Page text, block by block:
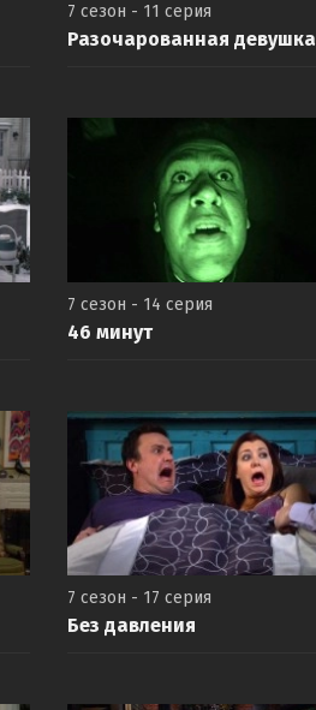
7 сезон - 11 серия
Разочарованная девушка
7 сезон - 14 серия
46 минут
7 сезон - 17 серия
Без давления